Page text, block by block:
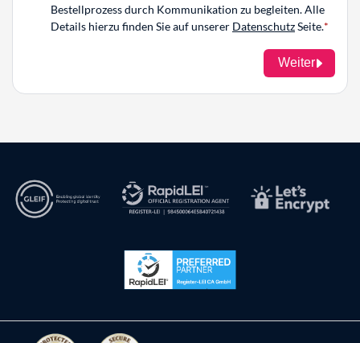
Bestellprozess durch Kommunikation zu begleiten. Alle
Details hierzu finden Sie auf unserer DatenschutzSeite.
Weiter